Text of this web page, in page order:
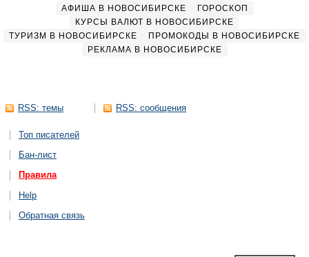
АФИША В НОВОСИБИРСКЕ
ГОРОСКОП
КУРСЫ ВАЛЮТ В НОВОСИБИРСКЕ
ТУРИЗМ В НОВОСИБИРСКЕ
ПРОМОКОДЫ В НОВОСИБИРСКЕ
РЕКЛАМА В НОВОСИБИРСКЕ
RSS: темы RSS: сообщения
Топ писателей
Бан-лист
Правила
Help
Обратная связь